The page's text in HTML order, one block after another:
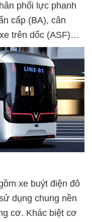
phối lực phanh
cấp (BA), cân
trên dốc (ASF)…
xe buýt điện đô
dụng chung nền
cơ. Khác biệt cơ